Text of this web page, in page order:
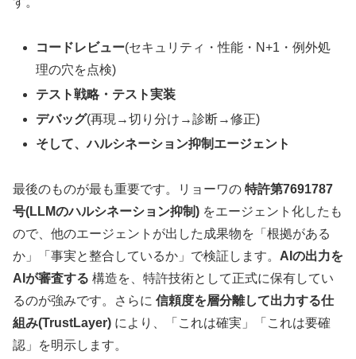
コードレビュー(セキュリティ・性能・N+1・例外処
理の穴を点検)
テスト戦略・テスト実装
デバッグ(再現→切り分け→診断→修正)
そして、ハルシネーション抑制エージェント
最後のものが最も重要です。リョーワの 特許第7691787
号(LLMのハルシネーション抑制) をエージェント化したも
ので、他のエージェントが出した成果物を「根拠がある
か」「事実と整合しているか」で検証します。 AIの出力を
AIが審査する 構造を、特許技術として正式に保有してい
るのが強みです。さらに 信頼度を層分離して出力する仕
組み(TrustLayer) により、「これは確実」「これは要確
認」を明示します。